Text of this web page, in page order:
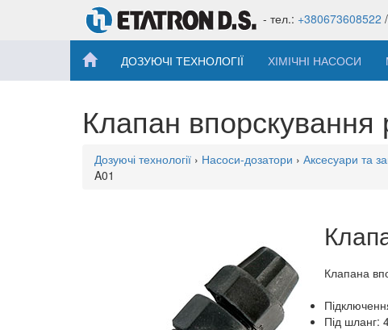
- тел.: +380673608522 /
ДОЗУЮЧІ ТЕХНОЛОГІЇ ХІМІЧНІ НАСОСИ
Клапан впорскування
Дозуючі технології › Насоси-дозатори › Аксесуари та
A01
Клапана
Під шланг: